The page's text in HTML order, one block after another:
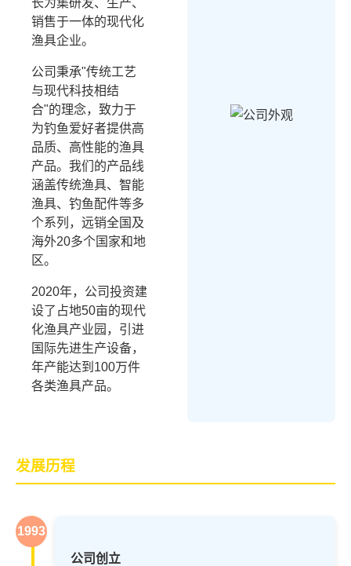
销售于一体的现代化
渔具企业。
公司秉承"传统工艺
与现代科技相结
合"的理念，致力于
为钓鱼爱好者提供高
品质、高性能的渔具
产品。我们的产品线
涵盖传统渔具、智能
渔具、钓鱼配件等多
个系列，远销全国及
海外20多个国家和地
区。
2020年，公司投资建
设了占地50亩的现代
化渔具产业园，引进
国际先进生产设备，
年产能达到100万件
各类渔具产品。
发展历程
1993
公司创立